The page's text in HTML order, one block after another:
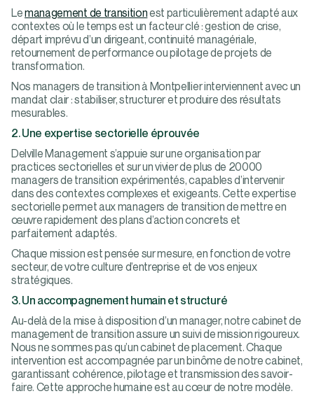
Lemanagement de transitionest particulièrement adapté aux
contextes où le temps est un facteur clé : gestion de crise,
départ imprévu d’un dirigeant, continuité managériale,
retournement de performance ou pilotage de projets de
transformation.
Nos managers de transition à Montpellier interviennent avec un
mandat clair : stabiliser, structurer et produire des résultats
mesurables.
2. Une expertise sectorielle éprouvée
Delville Management s’appuie sur une organisation par
practices sectorielles et sur un vivier de plus de 20000
managers de transition expérimentés, capables d’intervenir
dans des contextes complexes et exigeants. Cette expertise
sectorielle permet aux managers de transition de mettre en
œuvre rapidement des plans d’action concrets et
parfaitement adaptés.
Chaque mission est pensée sur mesure, en fonction de votre
secteur, de votre culture d’entreprise et de vos enjeux
stratégiques.
3. Un accompagnement humain et structuré
Au-delà de la mise à disposition d’un manager, notre cabinet de
management de transition assure un suivi de mission rigoureux.
Nous ne sommes pas qu’un cabinet de placement. Chaque
intervention est accompagnée par un binôme de notre cabinet,
garantissant cohérence, pilotage et transmission des savoir-
faire. Cette approche humaine est au cœur de notre modèle.